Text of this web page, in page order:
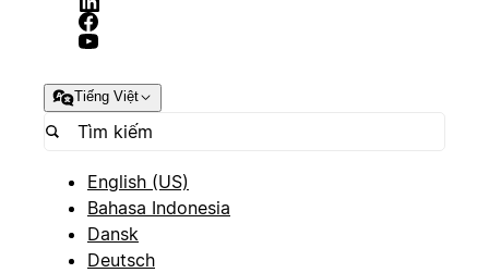
Tiếng Việt
English (US)
Bahasa Indonesia
Dansk
Deutsch